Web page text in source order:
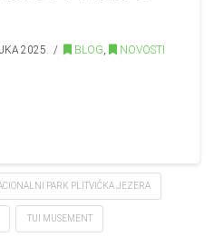
2025. BLOG, NOVOSTI
PARK PLITVIČKA JEZERA
TUI MUSEMENT